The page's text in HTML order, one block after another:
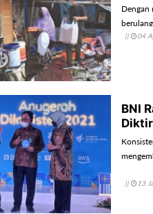
Dengan
agar
|| 04
BNI
|| 13